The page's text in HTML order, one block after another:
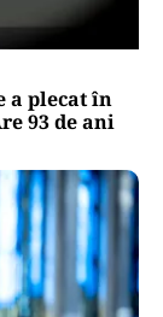
a plecat în
93 de ani